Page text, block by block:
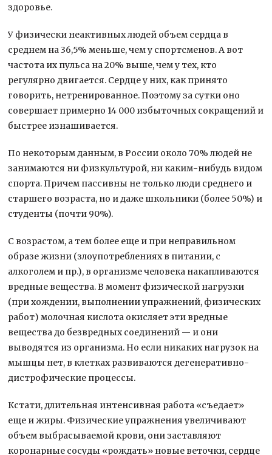
здоровье.
У физически неактивных людей объем сердца в
среднем на 36,5% меньше, чем у спортсменов. А вот
частота их пульса на 20% выше, чем у тех, кто
регулярно двигается. Сердце у них, как принято
говорить, нетренированное. Поэтому за сутки оно
совершает примерно 14 000 избыточных сокращений и
быстрее изнашивается.
По некоторым данным, в России около 70% людей не
занимаются ни физкультурой, ни каким-нибудь видом
спорта. Причем пассивны не только люди среднего и
старшего возраста, но и даже школьники (более 50%) и
студенты (почти 90%).
С возрастом, а тем более еще и при неправильном
образе жизни (злоупотреблениях в питании, с
алкоголем и пр.), в организме человека накапливаются
вредные вещества. В момент физической нагрузки
(при хождении, выполнении упражнений, физических
работ) молочная кислота окисляет эти вредные
вещества до безвредных соединений — и они
выводятся из организма. Но если никаких нагрузок на
мышцы нет, в клетках развиваются дегенеративно-
дистрофические процессы.
Кстати, длительная интенсивная работа «съедает»
еще и жиры. Физические упражнения увеличивают
объем выбрасываемой крови, они заставляют
коронарные сосуды «рождать» новые веточки, сердце